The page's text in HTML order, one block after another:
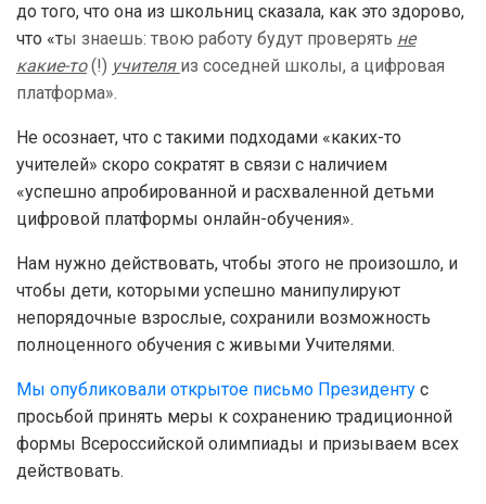
до того, что она из школьниц сказала, как это здорово,
что «ты знаешь: твою работу будут проверять не
какие-то(!) учителя из соседней школы, а цифровая
платформа».
Не осознает, что с такими подходами «каких-то
учителей» скоро сократят в связи с наличием
«успешно апробированной и расхваленной детьми
цифровой платформы онлайн-обучения».
Нам нужно действовать, чтобы этого не произошло, и
чтобы дети, которыми успешно манипулируют
непорядочные взрослые, сохранили возможность
полноценного обучения с живыми Учителями.
Мы опубликовали открытое письмо Президенту с
просьбой принять меры к сохранению традиционной
формы Всероссийской олимпиады и призываем всех
действовать.